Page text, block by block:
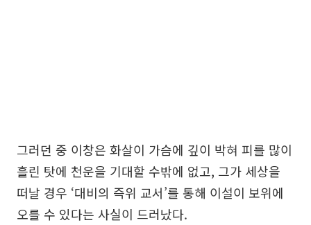
그러던 중 이창은 화살이 가슴에 깊이 박혀 피를 많이
흘린 탓에 천운을 기대할 수밖에 없고, 그가 세상을
떠날 경우 ‘대비의 즉위 교서’를 통해 이설이 보위에
오를 수 있다는 사실이 드러났다.